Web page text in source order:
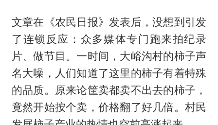
文章在《农民日报》发表后，没想到引发
了连锁反应：众多媒体专门跑来拍纪录
片、做节目。一时间，大峪沟村的柿子声
名大噪，人们知道了这里的柿子有着特殊
的品质。原来论筐卖都卖不出去的柿子，
竟然开始按个卖，价格翻了好几倍。村民